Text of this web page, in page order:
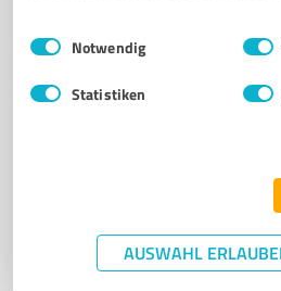
Impressum
Einwilligungsauswahl
Notwendig
Statistiken
AUSWAHL
migeo innovative
Individuelle Werbemittel und
PERSÖNLICHE
SCHLÜSSELANHÄNGER MARKENBOTSCHAFT